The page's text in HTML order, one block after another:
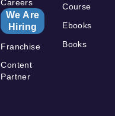
Careers
We Are
Hiring
Franchise
Content
Partner
Course
Ebooks
Books